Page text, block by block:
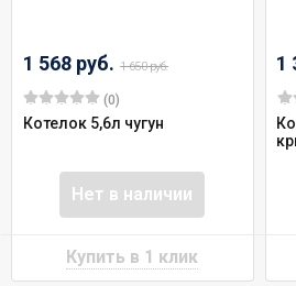
1 568 руб. 1 650 руб.
(0)
Котелок 5,6л чугун
Нет в наличии
1